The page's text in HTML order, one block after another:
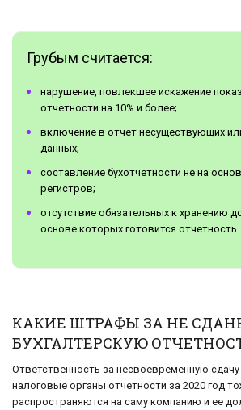
Грубым считается:
нарушение, повлекшее искажение
отчетности на 10% и более;
включение в отчет несуществующих
данных;
составление бухотчетности не на
регистров;
отсутствие обязательных к хранению
основе которых готовится отчетность.
КАКИЕ ШТРАФЫ ЗА НЕ
БУХГАЛТЕРСКУЮ
Ответственность за несвоевременную сдачу
налоговые органы отчетности за 2020 год
распространяются на саму компанию и ее